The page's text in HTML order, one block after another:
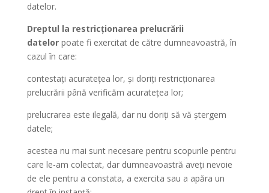
datelor.
Dreptul la restricționarea prelucrării
datelor poate fi exercitat de către dumneavoastră, în
cazul în care:
contestați acuratețea lor, și doriți restricționarea
prelucrării până verificăm acuratețea lor;
prelucrarea este ilegală, dar nu doriți să vă ștergem
datele;
acestea nu mai sunt necesare pentru scopurile pentru
care le-am colectat, dar dumneavoastră aveți nevoie
de ele pentru a constata, a exercita sau a apăra un